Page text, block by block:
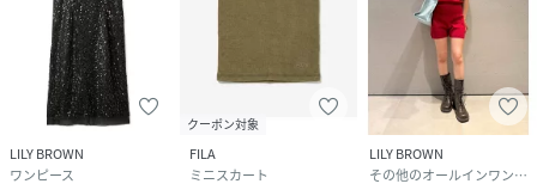
LILY BROWN
ワンピース
クーポン対象
FILA
ミニスカート
LILY BROWN
その他のオールインワン・オーバーオール